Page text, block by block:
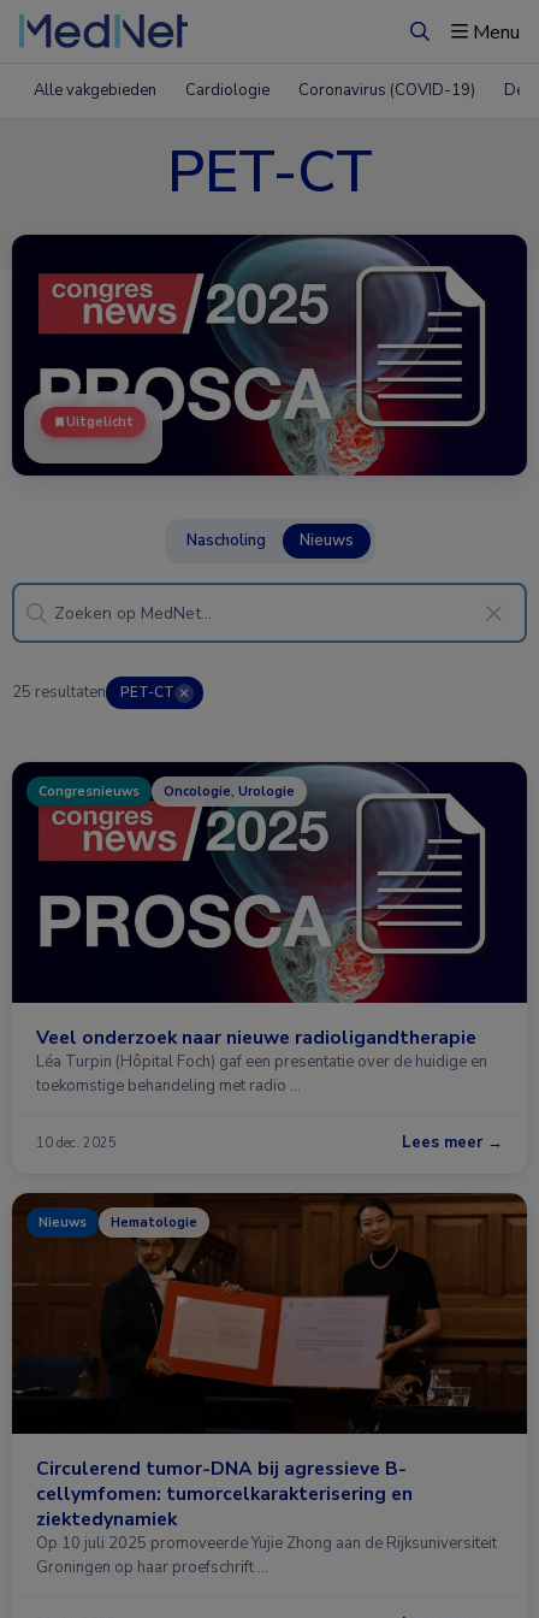
ZoekenMenu
Alle vakgebieden Cardiologie Coronavirus (COVID-19)
PET-CT
Uitgelicht
Nascholing Nieuws
25 resultaten PET-CT ✕
Congresnieuws Oncologie, Urologie
Veel onderzoek naar nieuwe radioligandtherapie
Léa Turpin (Hôpital Foch) gaf een presentatie over de huidige en
toekomstige behandeling met radio …
10 dec. 2025 Lees meer →
Nieuws Hematologie
Circulerend tumor-DNA bij agressieve B-
cellymfomen: tumorcelkarakterisering en
ziektedynamiek
Op 10 juli 2025 promoveerde Yujie Zhong aan de Rijksuniversiteit
Groningen op haar proefschrift …